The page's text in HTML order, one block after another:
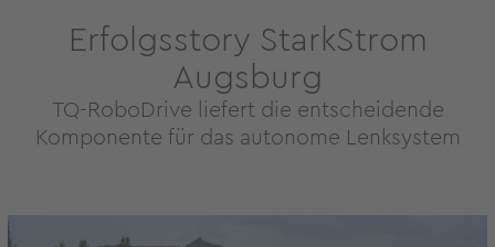
Erfolgsstory StarkStrom
Augsburg
TQ-RoboDrive liefert die entscheidende
Komponente für das autonome Lenksystem